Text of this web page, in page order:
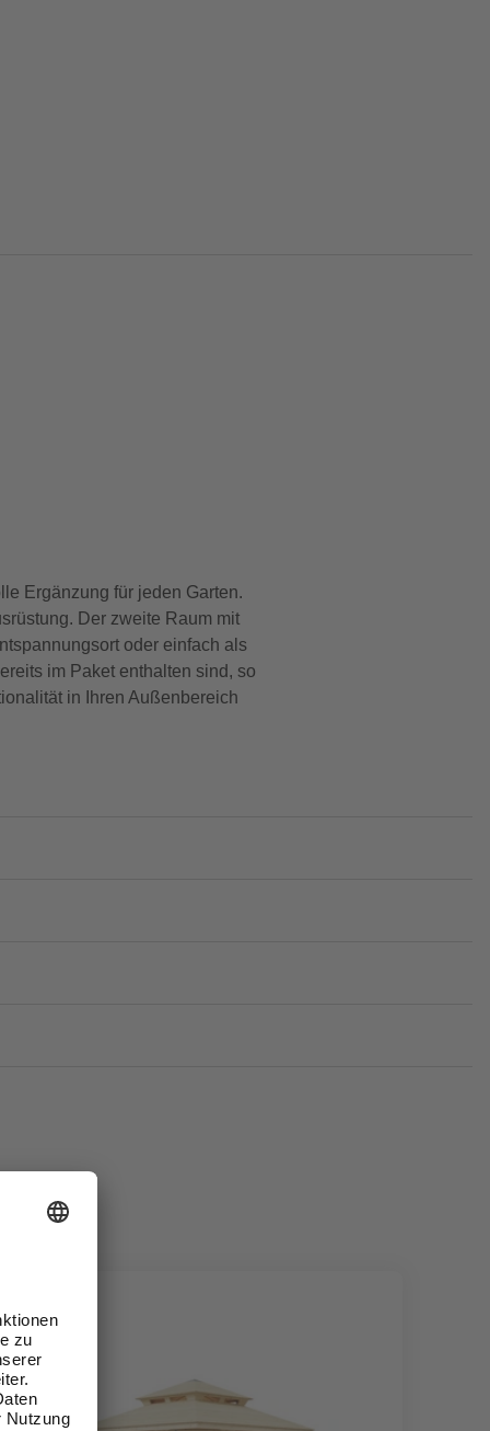
Ergänzung für jeden Garten.
Der zweite Raum mit
oder einfach als
im Paket enthalten sind, so
in Ihren Außenbereich